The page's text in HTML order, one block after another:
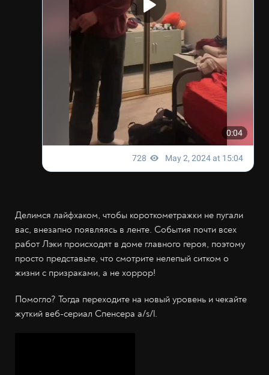
Делимся лайфхаком, чтобы короткометражки не пугали
вас, внезапно появляясь в ленте. События почти всех
работ Лэки происходят в доме главного героя, поэтому
просто представьте, что смотрите нелепый ситком о
жизни с призраками, а не хоррор!
Помогло? Тогда переходите на новый уровень и чекайте
жуткий веб-сериал Спенсера a/s/l.